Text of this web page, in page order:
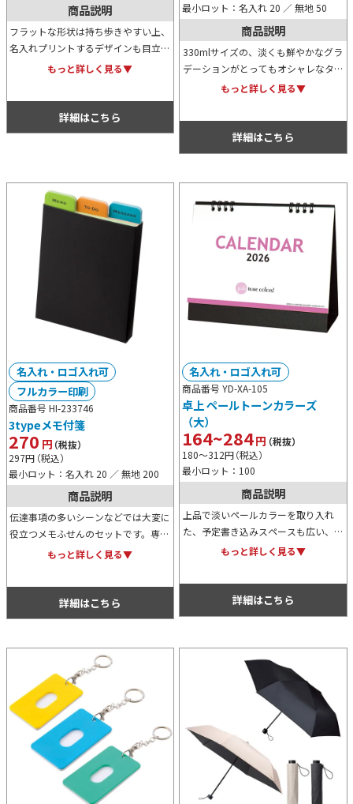
商品説明
フラットな形状は持ち歩きやすい上、
名入れプリントするデザインも目立た
せることが出来るため、オリジナルグ
もっと詳しく見る▼
詳細はこちら
最小ロット：名入れ 20 ／ 無地 50
商品説明
330mlサイズの、淡くも鮮やかなグラ
デーションがとってもオシャレなタン
ブラーです。オリジナル名入れも可能
ティ用にも人気のあるタイプです。
もっと詳しく見る▼
詳細はこちら
商品番号 HI-233746
3typeメモ付箋
270 円（税抜）
297円（税込）
最小ロット：名入れ 20 ／ 無地 200
名入れ・ロゴ入れ可
フルカラー印刷
商品説明
伝達事項の多いシーンなどでは大変に
役立つメモふせんのセットです。専用
のケース入りで持ち運び用にも重宝し
もっと詳しく見る▼
詳細はこちら
商品番号 YD-XA-105
卓上 ペールトーンカラーズ
（大）
164~284円（税抜）
180～312円（税込）
最小ロット：100
名入れ・ロゴ入れ可
商品説明
上品で淡いペールカラーを取り入れ
た、予定書き込みスペースも広い、大
きめサイズの卓上カレンダー。オフィ
挨拶用ノベルティとして人気の高いア
イテムです。※掲載している価格は、
100冊の場合の1冊単価になります。
当スタッフから別途ご案内いたしま
もっと詳しく見る▼
詳細はこちら